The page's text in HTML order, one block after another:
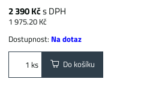
2 390 Kčs DPH
1 975.20 Kč
Dostupnost: Na dotaz
ks Do košíku